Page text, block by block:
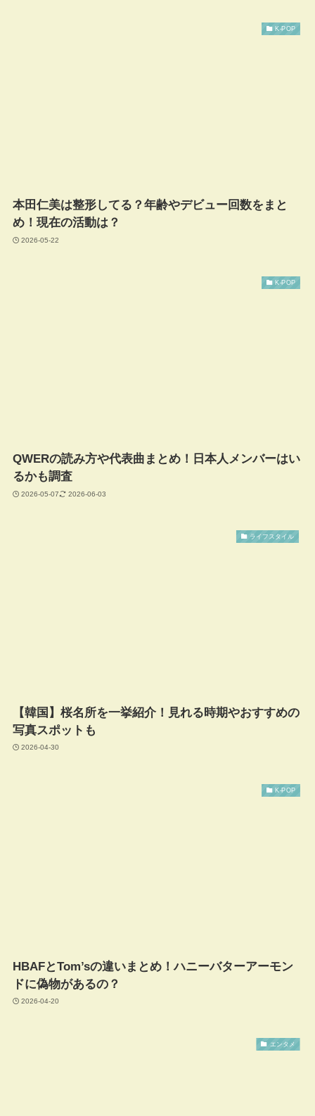
K-POP
本田仁美は整形してる？年齢やデビュー回数をまと
め！現在の活動は？
2026-05-22
K-POP
QWERの読み方や代表曲まとめ！日本人メンバーはい
るかも調査
2026-05-07 2026-06-03
ライフスタイル
【韓国】桜名所を一挙紹介！見れる時期やおすすめの
写真スポットも
2026-04-30
K-POP
HBAFとTom’sの違いまとめ！ハニーバターアーモン
ドに偽物があるの？
2026-04-20
エンタメ